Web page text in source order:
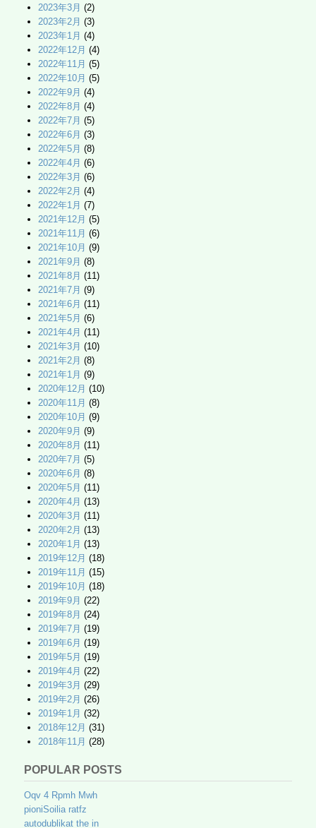
2023年3月 (2)
2023年2月 (3)
2023年1月 (4)
2022年12月 (4)
2022年11月 (5)
2022年10月 (5)
2022年9月 (4)
2022年8月 (4)
2022年7月 (5)
2022年6月 (3)
2022年5月 (8)
2022年4月 (6)
2022年3月 (6)
2022年2月 (4)
2022年1月 (7)
2021年12月 (5)
2021年11月 (6)
2021年10月 (9)
2021年9月 (8)
2021年8月 (11)
2021年7月 (9)
2021年6月 (11)
2021年5月 (6)
2021年4月 (11)
2021年3月 (10)
2021年2月 (8)
2021年1月 (9)
2020年12月 (10)
2020年11月 (8)
2020年10月 (9)
2020年9月 (9)
2020年8月 (11)
2020年7月 (5)
2020年6月 (8)
2020年5月 (11)
2020年4月 (13)
2020年3月 (11)
2020年2月 (13)
2020年1月 (13)
2019年12月 (18)
2019年11月 (15)
2019年10月 (18)
2019年9月 (22)
2019年8月 (24)
2019年7月 (19)
2019年6月 (19)
2019年5月 (19)
2019年4月 (22)
2019年3月 (29)
2019年2月 (26)
2019年1月 (32)
2018年12月 (31)
2018年11月 (28)
POPULAR POSTS
Oqv 4 Rpmh Mwh
pioniSoilia ratfz
autodublikat the in